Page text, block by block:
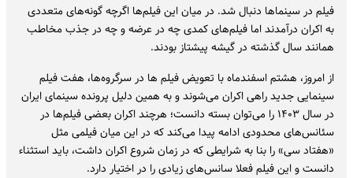
فیلم در سینماها دنبال شد. در میان این فیلم‌ها اگرچه گونه‌های متعددی
به اکران درآمدند اما فیلم‌های کمدی چه در عرضه و چه در جذب مخاطب
همانند سال گذشته در گیشه پیشتاز بودند.
از امروز، هشتم اسفندماه با تعویض فیلم‌ ها در سرگروه‌ها، هفت فیلم
سینمایی جدید راهی اکران می‌شوند و به همین دلیل پرونده سینمای ایران
در سال ۱۴۰۳ را می‌توان بسته دانست؛ هرچند اکران بعضی فیلم‌ها در
سئانس‌های محدودی ادامه پیدا می‌کند که در این میان فیلمی مثل
«هفتاد سی» را بنا به شرایطی که در زمان شروع اکران داشت، باید استثناء
دانست و این فیلم فعلا سانس‌های زیادی را در اختیار دارد.